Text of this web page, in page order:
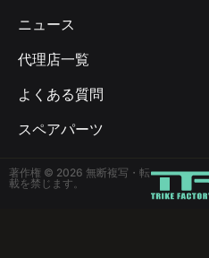
ニュース
代理店一覧
よくある質問
スペアパーツ
著作権 © 2026 無断複写・転
載を禁じます。